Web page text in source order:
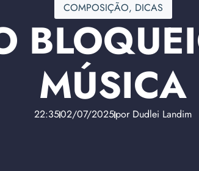
COMPOSIÇÃO, DICAS
MÚSICA
22:3502/07/2025porDudlei Landim